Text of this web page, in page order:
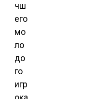
чш
его
мо
ло
до
го
игр